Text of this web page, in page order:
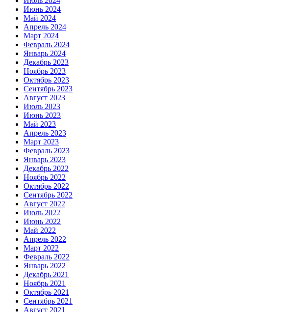
Июнь 2024
Май 2024
Апрель 2024
Март 2024
Февраль 2024
Январь 2024
Декабрь 2023
Ноябрь 2023
Октябрь 2023
Сентябрь 2023
Август 2023
Июль 2023
Июнь 2023
Май 2023
Апрель 2023
Март 2023
Февраль 2023
Январь 2023
Декабрь 2022
Ноябрь 2022
Октябрь 2022
Сентябрь 2022
Август 2022
Июль 2022
Июнь 2022
Май 2022
Апрель 2022
Март 2022
Февраль 2022
Январь 2022
Декабрь 2021
Ноябрь 2021
Октябрь 2021
Сентябрь 2021
Август 2021